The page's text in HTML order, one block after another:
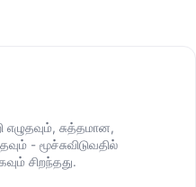
சுத்தமான,
- மூச்சுவிடுவதில்
சிறந்தது.